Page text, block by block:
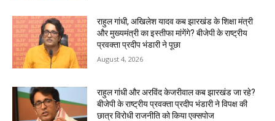
राहुल गांधी, अखिलेश यादव कब झारखंड के शिक्षा मंत्री
और मुख्यमंत्री का इस्तीफा मांगेंगे? बीजेपी के राष्ट्रीय
प्रवक्ता प्रदीप भंडारी ने पूछा
August 4, 2026
राहुल गांधी और अरविंद केजरीवाल कब झारखंड जा रहे?
बीजेपी के राष्ट्रीय प्रवक्ता प्रदीप भंडारी ने विपक्ष की
छात्र विरोधी राजनीति को किया एक्सपोज